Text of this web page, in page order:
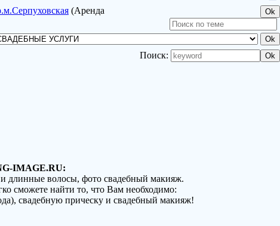
(Аренда
Поиск:
IMAGE.RU:
длинные волосы, фото свадебный макияж.
сможете найти то, что Вам необходимо:
свадебную прическу и свадебный макияж!